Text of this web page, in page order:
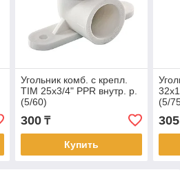
Угольник комб. с крепл.
TIM 25х3/4" PPR внутр. р.
(5/60)
300₸
Купить
(5/
305